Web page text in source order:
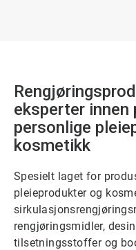
eksperter innen
personlige
kosmetikk
Spesielt laget for
pleieprodukter og
rengjøringsmidler,
tilsetningsstoffer og